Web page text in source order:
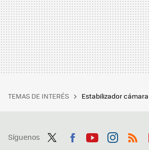
TEMAS DE INTERÉS Estabilizador cámara
Síguenos